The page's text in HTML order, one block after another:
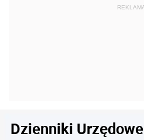
Dzienniki Urzędowe